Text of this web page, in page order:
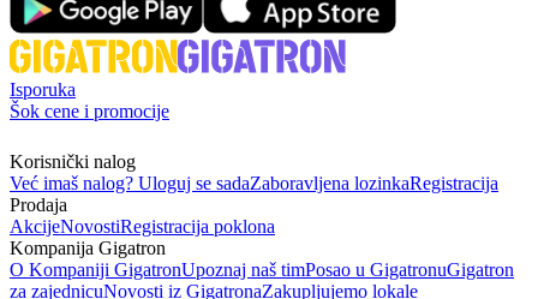
Isporuka
Šok cene i promocije
Korisnički nalog
Već imaš nalog? Uloguj se sadaZaboravljena lozinkaRegistracija
Prodaja
AkcijeNovostiRegistracija poklona
Kompanija Gigatron
O Kompaniji GigatronUpoznaj naš timPosao u GigatronuGigatron
za zajednicuNovosti iz GigatronaZakupljujemo lokale